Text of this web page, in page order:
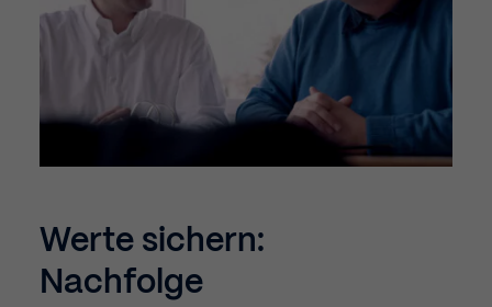
Werte sichern:
Nachfolge
Marketing (2)
Marketing cookies are used by third-party advertisers or publishers
to display personalized ads. They do this by tracking visitors across
by default. If External Media cookies are accepted, access to those
Cookie Information anzeigen